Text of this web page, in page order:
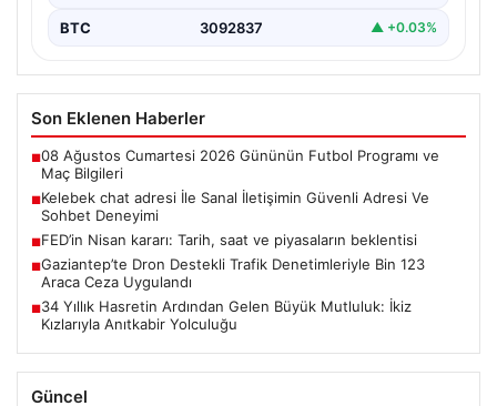
BTC 3092837 ▲ +0.03%
Son Eklenen Haberler
■08 Ağustos Cumartesi 2026 Gününün Futbol Programı ve
Maç Bilgileri
■Kelebek chat adresi İle Sanal İletişimin Güvenli Adresi Ve
Sohbet Deneyimi
■FED’in Nisan kararı: Tarih, saat ve piyasaların beklentisi
■Gaziantep’te Dron Destekli Trafik Denetimleriyle Bin 123
Araca Ceza Uygulandı
■34 Yıllık Hasretin Ardından Gelen Büyük Mutluluk: İkiz
Kızlarıyla Anıtkabir Yolculuğu
Güncel